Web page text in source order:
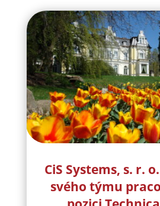
CiS Systems, s. r.
svého týmu